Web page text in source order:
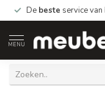
De beste service
MENU